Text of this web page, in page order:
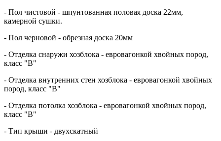
- Пол чистовой - шпунтованная половая доска 22мм,
камерной сушки.
- Пол черновой - обрезная доска 20мм
- Отделка снаружи хозблока - евровагонкой хвойных пород,
класс "В"
- Отделка внутренних стен хозблока - евровагонкой хвойных
пород, класс "В"
- Отделка потолка хозблока - евровагонкой хвойных пород,
класс "В"
- Тип крыши - двухскатный